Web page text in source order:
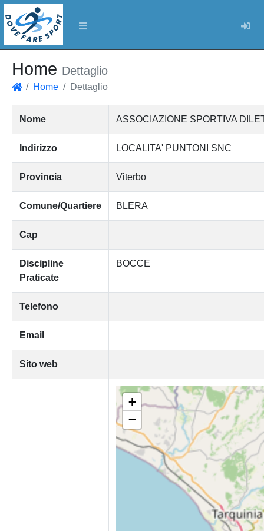
Home Dettaglio
Home Dettaglio
Nome ASSOCIAZIONE SPORTIVA
Indirizzo LOCALITA' PUNTONI SNC
Provincia Viterbo
Comune/Quartiere BLERA
Cap
Discipline
Praticate
BOCCE
Telefono
Email
Sito web
+
−